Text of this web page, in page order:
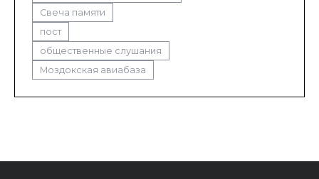
Свеча памяти
пост
общественные слушания
Моздокская авиабаза